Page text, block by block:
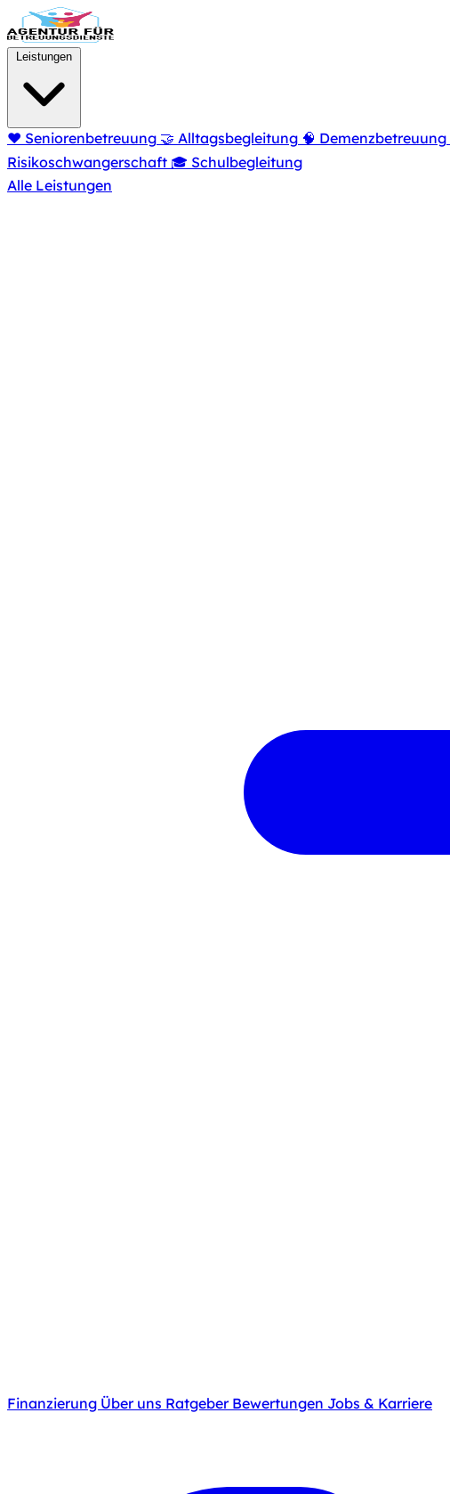
Zum Hauptinhalt springen
❤️ Seniorenbetreuung 🤝 Alltagsbegleitung 🧠 Demenzbetreuung
Risikoschwangerschaft 🎓 Schulbegleitung
Alle Leistungen
Finanzierung Über uns Ratgeber Bewertungen Jobs & Karriere